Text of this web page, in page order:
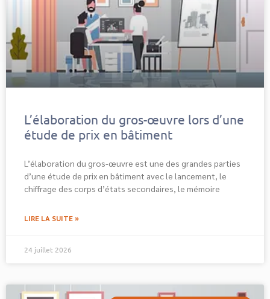
L’élaboration du gros-œuvre lors d’une
étude de prix en bâtiment
L’élaboration du gros-œuvre est une des grandes parties
d’une étude de prix en bâtiment avec le lancement, le
chiffrage des corps d’états secondaires, le mémoire
LIRE LA SUITE »
24 juillet 2026